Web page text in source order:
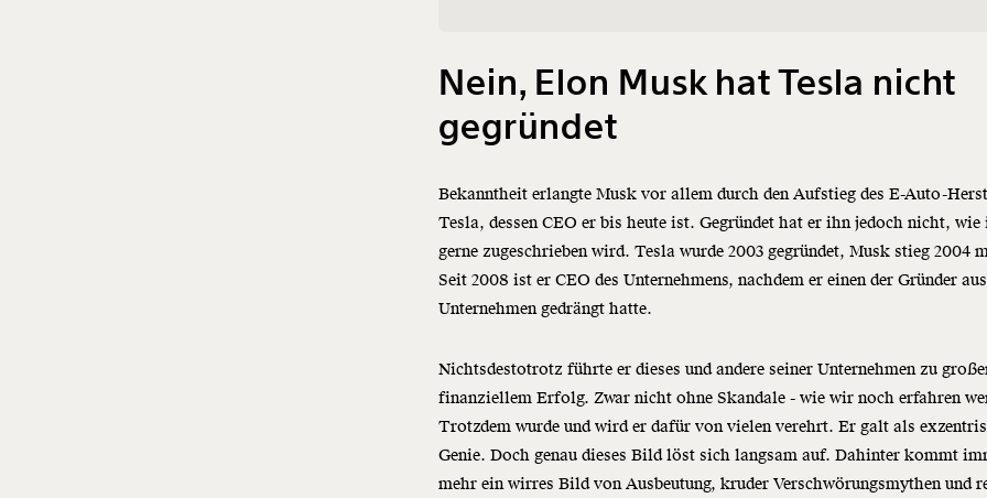
Nein, Elon Musk hat Tesla nicht
gegründet
Bekanntheit erlangte Musk vor allem durch den Aufstieg des E-Auto-
Tesla, dessen CEO er bis heute ist. Gegründet hat er ihn jedoch nicht,
gerne zugeschrieben wird. Tesla wurde 2003 gegründet, Musk stieg 2004
Seit 2008 ist er CEO des Unternehmens, nachdem er einen der Gründer
Unternehmen gedrängt hatte.
Nichtsdestotrotz führte er dieses und andere seiner Unternehmen zu
finanziellem Erfolg. Zwar nicht ohne Skandale - wie wir noch erfahren
Trotzdem wurde und wird er dafür von vielen verehrt. Er galt als
Genie. Doch genau dieses Bild löst sich langsam auf. Dahinter kommt
mehr ein wirres Bild von Ausbeutung, kruder Verschwörungsmythen und